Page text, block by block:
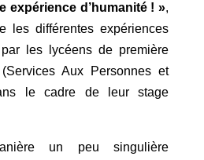
expérience d’humanité ! »,
les différentes expériences
les lycéens de première
Aux Personnes et
le cadre de leur stage
un peu singulière